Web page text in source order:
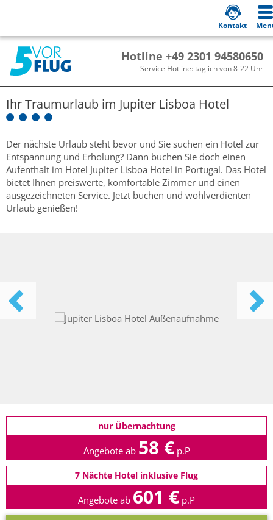
Hotline +49 2301 94580650
Service Hotline: täglich von 8-22 Uhr
Kontakt
Ihr Traumurlaub im Jupiter Lisboa Hotel
Der nächste Urlaub steht bevor und Sie suchen ein Hotel zur
Entspannung und Erholung? Dann buchen Sie doch einen
Aufenthalt im Hotel Jupiter Lisboa Hotel in Portugal. Das Hotel
bietet Ihnen preiswerte, komfortable Zimmer und einen
ausgezeichneten Service. Jetzt buchen und wohlverdienten
Urlaub genießen!
nur Übernachtung
Angebote ab 58 € p.P
7 Nächte Hotel inklusive Flug
Angebote ab 601 € p.P